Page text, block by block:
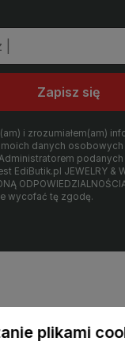
Zapisz się
i zrozumiałem(am)
danych osobowych
EdiButik.pl JEWELRY &
wycofać tę zgodę.
plikami